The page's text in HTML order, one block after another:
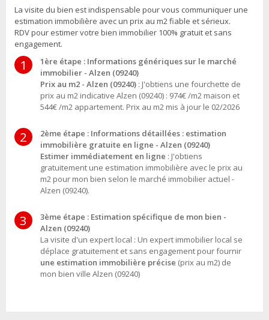
La visite du bien est indispensable pour vous communiquer une
estimation immobilière avec un prix au m2 fiable et sérieux.
RDV pour estimer votre bien immobilier 100% gratuit et sans
engagement.
1
1ère étape : Informations génériques sur le marché
immobilier - Alzen (09240)
Prix au m2 - Alzen (09240) : J'obtiens une fourchette de
prix au m2 indicative Alzen (09240) : 974€ /m2 maison et
544€ /m2 appartement. Prix au m2 mis à jour le 02/2026
2
2ème étape : Informations détaillées : estimation
immobilière gratuite en ligne - Alzen (09240)
Estimer immédiatement en ligne : J'obtiens
gratuitement une estimation immobilière avec le prix au
m2 pour mon bien selon le marché immobilier actuel -
Alzen (09240).
3
3ème étape : Estimation spécifique de mon bien -
Alzen (09240)
La visite d'un expert local : Un expert immobilier local se
déplace gratuitement et sans engagement pour fournir
une estimation immobilière précise (prix au m2) de
mon bien ville Alzen (09240)